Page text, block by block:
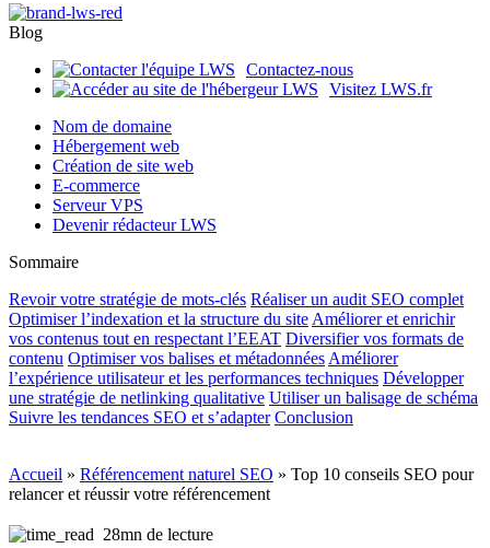
Blog
Contactez-nous
Visitez LWS.fr
Nom de domaine
Hébergement web
Création de site web
E-commerce
Serveur VPS
Devenir rédacteur LWS
Sommaire
Revoir votre stratégie de mots-clés Réaliser un audit SEO complet
Optimiser l’indexation et la structure du site Améliorer et enrichir
vos contenus tout en respectant l’EEAT Diversifier vos formats de
contenu Optimiser vos balises et métadonnées Améliorer
l’expérience utilisateur et les performances techniques Développer
une stratégie de netlinking qualitative Utiliser un balisage de schéma
Suivre les tendances SEO et s’adapter Conclusion
Accueil » Référencement naturel SEO » Top 10 conseils SEO pour
relancer et réussir votre référencement
28mn de lecture